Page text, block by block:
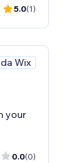
5.0(1)
Wix
your
0.0(0)